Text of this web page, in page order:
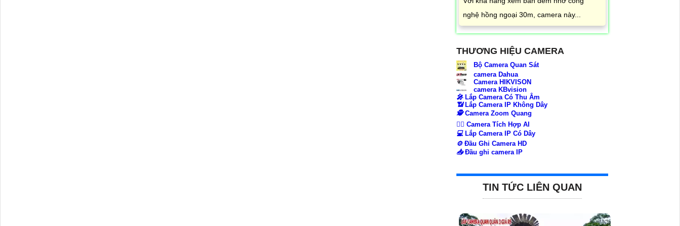
nghệ hồng ngoại 30m, camera này...
THƯƠNG HIỆU CAMERA
Bộ Camera Quan Sát
camera Dahua
Camera HIKVISON
camera KBvision
️🎤️ Lắp Camera Có Thu Âm
📶 Lắp Camera IP Không Dây
🕵️Camera Zoom Quang
🧛‍♀️ Camera Tích Hợp AI
💻Lắp Camera IP Có Dây
⚙️Đầu Ghi Camera HD
📥Đầu ghi camera IP
TIN TỨC LIÊN QUAN